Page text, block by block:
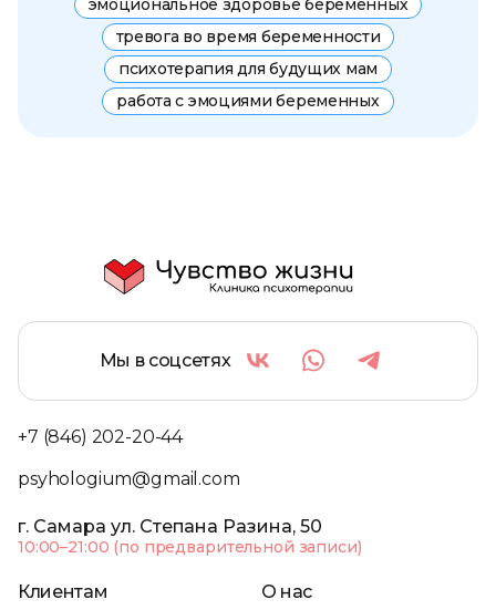
эмоциональное здоровье беременных
тревога во время беременности
психотерапия для будущих мам
работа с эмоциями беременных
+7 (846) 202-20-44
psyhologium@gmail.com
Клиентам О нас
г. Самара ул. Степана Разина, 50
10:00–21:00 (по предварительной записи)
Мы в соцсетях